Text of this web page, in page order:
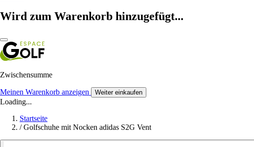
Wird zum Warenkorb hinzugefügt...
Zwischensumme
Meinen Warenkorb anzeigen Weiter einkaufen
Loading...
Startseite
/ Golfschuhe mit Nocken adidas S2G Vent